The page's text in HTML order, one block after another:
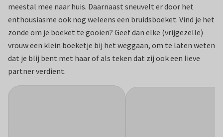
meestal mee naar huis. Daarnaast sneuvelt er door het
enthousiasme ook nog weleens een bruidsboeket. Vind je het
zonde om je boeket te gooien? Geef dan elke (vrijgezelle)
vrouw een klein boeketje bij het weggaan, om te laten weten
dat je blij bent met haar of als teken dat zij ook een lieve
partner verdient.